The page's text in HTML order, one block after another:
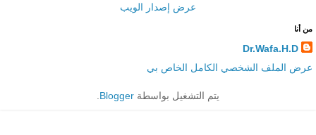
عرض إصدار الويب
من أنا
Dr.Wafa.H.D
عرض الملف الشخصي الكامل الخاص بي
يتم التشغيل بواسطة Blogger